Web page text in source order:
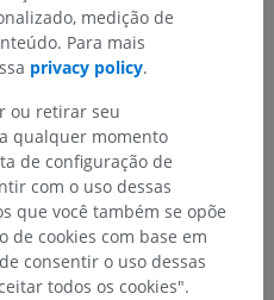
linhas e regiões>
> Regiões cervicais
cervical anterior
medição de
Para mais
privacy policy.
ou retirar seu
qualquer momento
de configuração de
com o uso dessas
que você também se opõe
cookies com base em
consentir o uso dessas
todos os cookies".